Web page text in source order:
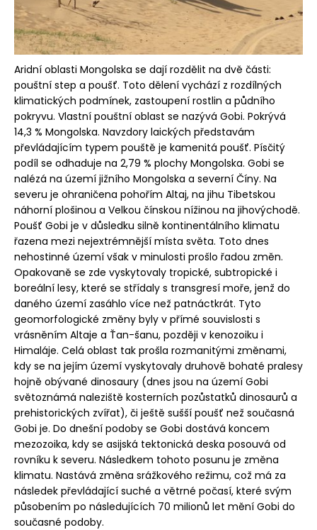
Aridní oblasti Mongolska se dají rozdělit na dvě části:
pouštní step a poušť. Toto dělení vychází z rozdílných
klimatických podmínek, zastoupení rostlin a půdního
pokryvu. Vlastní pouštní oblast se nazývá Gobi. Pokrývá
14,3 % Mongolska. Navzdory laických představám
převládajícím typem pouště je kamenitá poušť. Písčitý
podíl se odhaduje na 2,79 % plochy Mongolska. Gobi se
nalézá na území jižního Mongolska a severní Číny. Na
severu je ohraničena pohořím Altaj, na jihu Tibetskou
náhorní plošinou a Velkou čínskou nížinou na jihovýchodě.
Poušť Gobi je v důsledku silně kontinentálního klimatu
řazena mezi nejextrémnější místa světa. Toto dnes
nehostinné území však v minulosti prošlo řadou změn.
Opakovaně se zde vyskytovaly tropické, subtropické i
boreální lesy, které se střídaly s transgresí moře, jenž do
daného území zasáhlo více než patnáctkrát. Tyto
geomorfologické změny byly v přímé souvislosti s
vrásněním Altaje a Ťan-šanu, později v kenozoiku i
Himaláje. Celá oblast tak prošla rozmanitými změnami,
kdy se na jejím území vyskytovaly druhově bohaté pralesy
hojně obývané dinosaury (dnes jsou na území Gobi
světoznámá naleziště kosterních pozůstatků dinosaurů a
prehistorických zvířat), či ještě sušší poušť než současná
Gobi je. Do dnešní podoby se Gobi dostává koncem
mezozoika, kdy se asijská tektonická deska posouvá od
rovníku k severu. Následkem tohoto posunu je změna
klimatu. Nastává změna srážkového režimu, což má za
následek převládající suché a větrné počasí, které svým
působením po následujících 70 milionů let mění Gobi do
současné podoby.
u
č
u
j
e
m
e